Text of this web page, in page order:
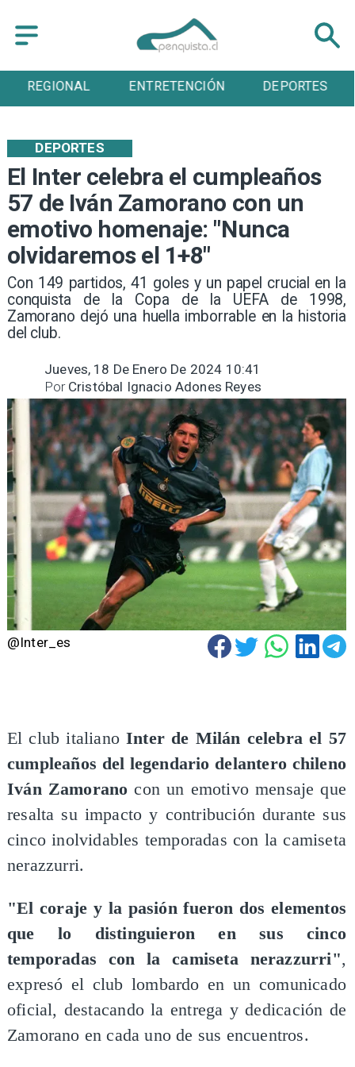
ENTRETENCIÓN DEPORTES CULTURA
El Inter celebra el cumpleaños
57 de Iván Zamorano con un
emotivo homenaje: "Nunca
olvidaremos el 1+8"
​Con 149 partidos, 41 goles y un papel crucial en la
conquista de la Copa de la UEFA de 1998,
Zamorano dejó una huella imborrable en la historia
del club.
DEPORTES
Jueves, 18 De Enero De 2024 10:41
Cristóbal Ignacio Adones Reyes
Por
@Inter_es
​El club italianoInter de Milán celebra el 57
cumpleaños del legendario delantero chileno
Iván Zamorano con un emotivo mensaje que
resalta su impacto y contribución durante sus
cinco inolvidables temporadas con la camiseta
nerazzurri.
"El coraje y la pasión fueron dos elementos
que lo distinguieron en sus cinco
temporadas con la camiseta nerazzurri",
expresó el club lombardo en un comunicado
oficial, destacando la entrega y dedicación de
Zamorano en cada uno de sus encuentros.